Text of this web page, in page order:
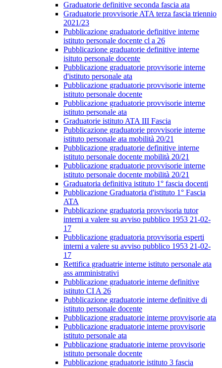
Graduatorie definitive seconda fascia ata
Graduatorie provvisorie ATA terza fascia triennio
2021/23
Pubblicazione graduatorie definitive interne
istituto personale docente cl a 26
Pubblicazione graduatorie definitive interne
isituto personale docente
Pubblicazione graduatorie provvisorie interne
d'istituto personale ata
Pubblicazione graduatorie provvisorie interne
istituto personale docente
Pubblicazione graduatorie provvisorie interne
istituto personale ata
Graduatorie istituto ATA III Fascia
Pubblicazione graduatorie provvisorie interne
istituto personale ata mobilità 20/21
Pubblicazione graduatorie definitive interne
istituto personale docente mobilità 20/21
Pubblicazione graduatorie provvisorie interne
istituto personale docente mobilità 20/21
Graduatoria definitiva istituto 1° fascia docenti
Pubblicazione Graduatoria d'istituto 1° Fascia
ATA
Pubblicazione graduatoria provvisoria tutor
interni a valere su avviso pubblico 1953 21-02-
17
Pubblicazione graduatoria provvisoria esperti
interni a valere su avviso pubblico 1953 21-02-
17
Rettifica graduatrie interne istituto personale ata
ass amministrativi
Pubblicazione graduatorie interne definitive
istituto CI A 26
Pubblicazione graduatorie interne definitive di
istituto personale docente
Pubblicazione graduatorie interne provvisorie ata
Pubblicazione graduatorie interne provvisorie
istituto personale ata
Pubblicazione graduatorie interne provvisorie
istituto personale docente
Pubblicazione graduatorie istituto 3 fascia